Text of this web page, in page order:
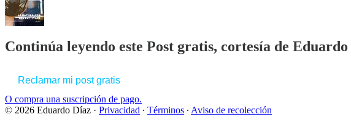
Continúa leyendo este Post gratis, cortesía de
Reclamar mi post gratis
O compra una suscripción de pago.
© 2026 Eduardo Díaz · Privacidad ∙ Términos ∙ Aviso de recolección